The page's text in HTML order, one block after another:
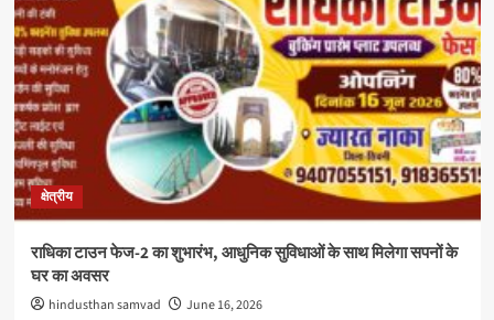
क्षेत्रीय
राधिका टाउन फेज-2 का शुभारंभ, आधुनिक सुविधाओं के साथ मिलेगा सपनों के
घर का अवसर
hindusthan samvad June 16, 2026